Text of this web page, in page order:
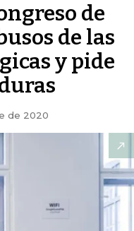
de
de las
y pide
de 2020